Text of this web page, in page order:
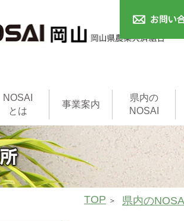
NOSAI
とは
事業案内
農作物共済
家畜共済
果樹共済
畑作物共済
園芸施設共済
建物共済
農機具共済
収入保険制度
NOSAI用語集
県内の
NOSAI
本支所
家畜診療所
TOP 県内の